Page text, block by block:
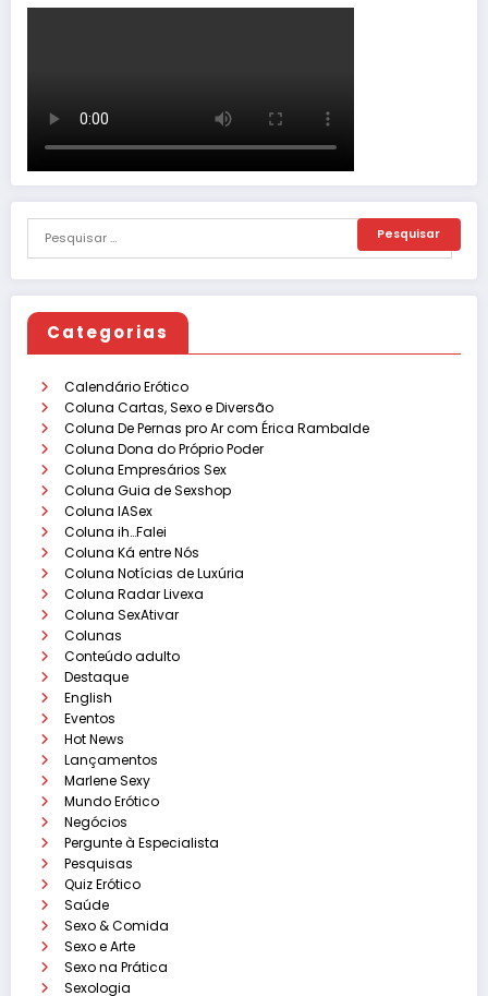
Categorias
Calendário Erótico
Coluna Cartas, Sexo e Diversão
Coluna De Pernas pro Ar com Érica Rambalde
Coluna Dona do Próprio Poder
Coluna Empresários Sex
Coluna Guia de Sexshop
Coluna IASex
Coluna ih…Falei
Coluna Ká entre Nós
Coluna Notícias de Luxúria
Coluna Radar Livexa
Coluna SexAtivar
Colunas
Conteúdo adulto
Destaque
English
Eventos
Hot News
Lançamentos
Marlene Sexy
Mundo Erótico
Negócios
Pergunte à Especialista
Pesquisas
Quiz Erótico
Saúde
Sexo & Comida
Sexo e Arte
Sexo na Prática
Sexologia